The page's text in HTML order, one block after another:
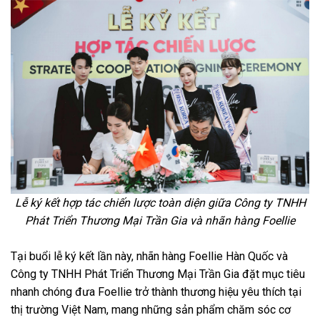
Lễ ký kết hợp tác chiến lược toàn diện giữa Công ty TNHH
Phát Triển Thương Mại Trần Gia và nhãn hàng Foellie
Tại buổi lễ ký kết lần này, nhãn hàng Foellie Hàn Quốc và
Công ty TNHH Phát Triển Thương Mại Trần Gia đặt mục tiêu
nhanh chóng đưa Foellie trở thành thương hiệu yêu thích tại
thị trường Việt Nam, mang những sản phẩm chăm sóc cơ